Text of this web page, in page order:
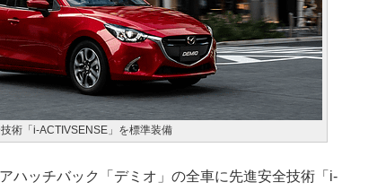
術「i-ACTIVSENSE」を標準装備
ハッチバック「デミオ」の全車に先進安全技術「i-